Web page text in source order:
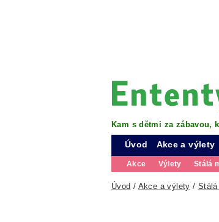
Kam s dětmi za zábavou,
Úvod Akce a výlety
Akce Výlety Stálá
Úvod / Akce a výlety /